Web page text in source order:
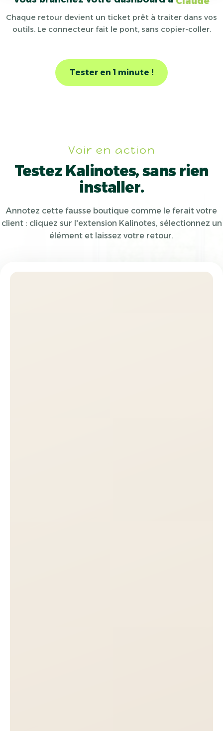
Chaque retour devient un ticket prêt à traiter dans vos
outils. Le connecteur fait le pont, sans copier-coller.
Tester en 1 minute !
Voir en action
Testez Kalinotes, sans rien
installer.
Annotez cette fausse boutique comme le ferait votre
client : cliquez sur l'extension Kalinotes, sélectionnez un
élément et laissez votre retour.